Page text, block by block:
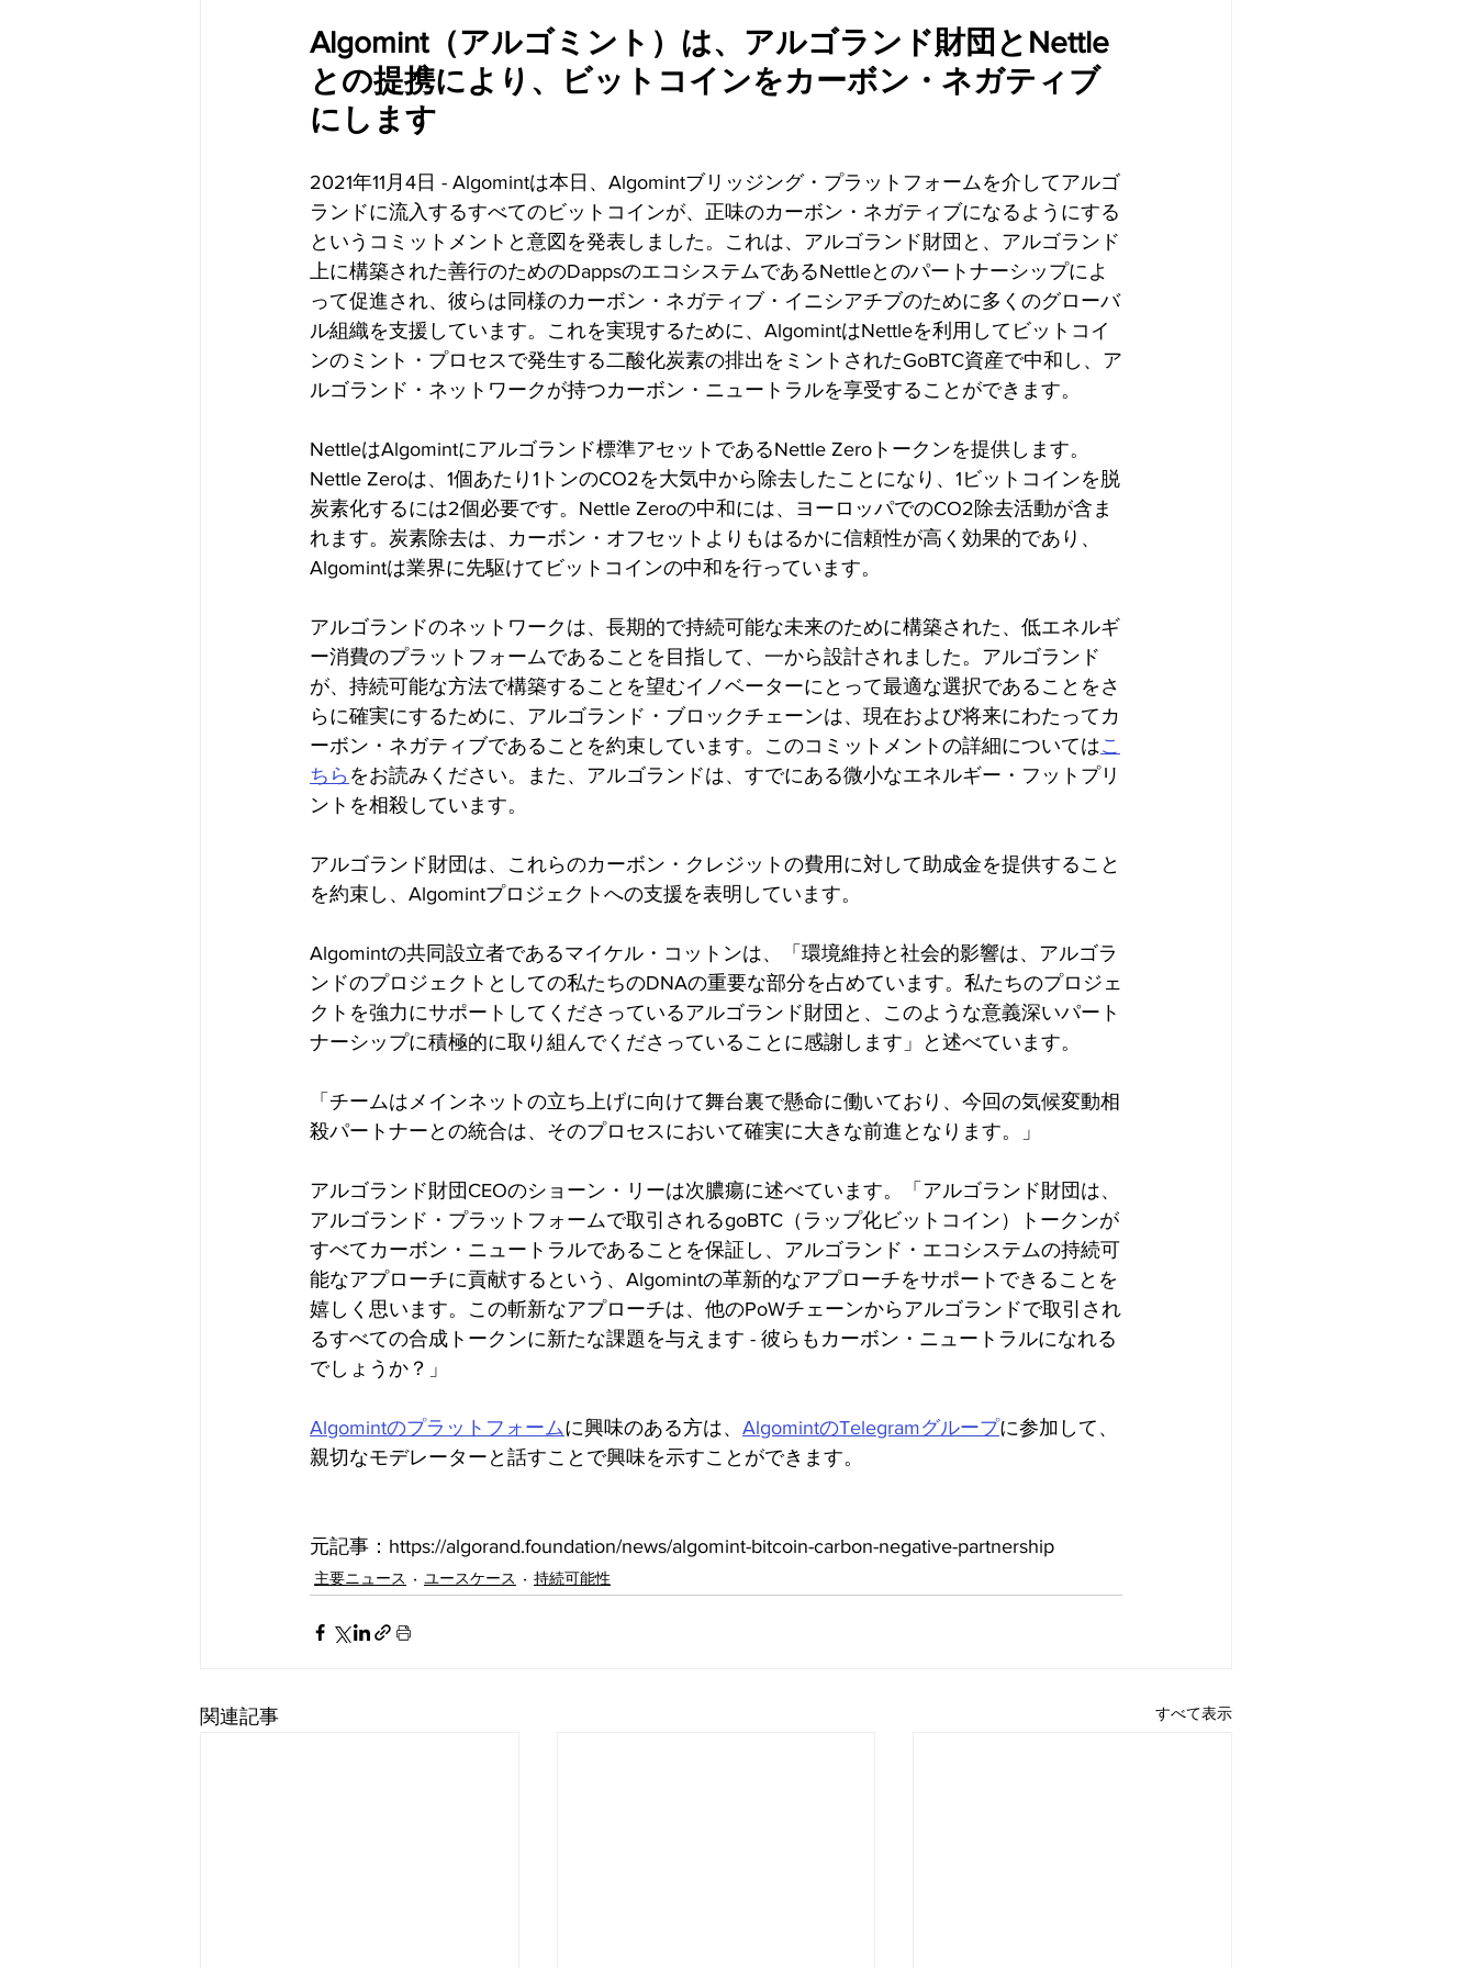
Algomint（アルゴミント）は、アルゴランド財団とNettle
との提携により、ビットコインをカーボン・ネガティブ
にします
2021年11月4日 - Algomintは本日、Algomintブリッジング・プラットフォームを介してアルゴ
ランドに流入するすべてのビットコインが、正味のカーボン・ネガティブになるようにする
というコミットメントと意図を発表しました。これは、アルゴランド財団と、アルゴランド
上に構築された善行のためのDappsのエコシステムであるNettleとのパートナーシップによ
って促進され、彼らは同様のカーボン・ネガティブ・イニシアチブのために多くのグローバ
ル組織を支援しています。これを実現するために、AlgomintはNettleを利用してビットコイ
ンのミント・プロセスで発生する二酸化炭素の排出をミントされたGoBTC資産で中和し、ア
ルゴランド・ネットワークが持つカーボン・ニュートラルを享受することができます。
NettleはAlgomintにアルゴランド標準アセットであるNettle Zeroトークンを提供します。
Nettle Zeroは、1個あたり1トンのCO2を大気中から除去したことになり、1ビットコインを脱
炭素化するには2個必要です。Nettle Zeroの中和には、ヨーロッパでのCO2除去活動が含ま
れます。炭素除去は、カーボン・オフセットよりもはるかに信頼性が高く効果的であり、
Algomintは業界に先駆けてビットコインの中和を行っています。
アルゴランドのネットワークは、長期的で持続可能な未来のために構築された、低エネルギ
ー消費のプラットフォームであることを目指して、一から設計されました。アルゴランド
が、持続可能な方法で構築することを望むイノベーターにとって最適な選択であることをさ
らに確実にするために、アルゴランド・ブロックチェーンは、現在および将来にわたってカ
ーボン・ネガティブであることを約束しています。このコミットメントの詳細についてはこ
ちら をお読みください。また、アルゴランドは、すでにある微小なエネルギー・フットプリ
ントを相殺しています。
アルゴランド財団は、これらのカーボン・クレジットの費用に対して助成金を提供すること
を約束し、Algomintプロジェクトへの支援を表明しています。
Algomintの共同設立者であるマイケル・コットンは、「環境維持と社会的影響は、アルゴラ
ンドのプロジェクトとしての私たちのDNAの重要な部分を占めています。私たちのプロジェ
クトを強力にサポートしてくださっているアルゴランド財団と、このような意義深いパート
ナーシップに積極的に取り組んでくださっていることに感謝します」と述べています。
「チームはメインネットの立ち上げに向けて舞台裏で懸命に働いており、今回の気候変動相
殺パートナーとの統合は、そのプロセスにおいて確実に大きな前進となります。」
アルゴランド財団CEOのショーン・リーは次膿瘍に述べています。「アルゴランド財団は、
アルゴランド・プラットフォームで取引されるgoBTC（ラップ化ビットコイン）トークンが
すべてカーボン・ニュートラルであることを保証し、アルゴランド・エコシステムの持続可
能なアプローチに貢献するという、Algomintの革新的なアプローチをサポートできることを
嬉しく思います。この斬新なアプローチは、他のPoWチェーンからアルゴランドで取引され
るすべての合成トークンに新たな課題を与えます - 彼らもカーボン・ニュートラルになれる
でしょうか？」
Algomintのプラットフォームに興味のある方は、 AlgomintのTelegramグループに参加して、
親切なモデレーターと話すことで興味を示すことができます。
元記事：https://algorand.foundation/news/algomint-bitcoin-carbon-negative-partnership
主要ニュース ユースケース 持続可能性
関連記事 すべて表示